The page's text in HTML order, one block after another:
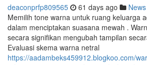
deaconprfp809565 61 days ago News
Memilih tone warna untuk ruang keluarga
dalam menciptakan suasana mewah .
secara signifikan mengubah tampilan
Evaluasi skema warna netral
https://aadambeks459912.blogkoo.com/